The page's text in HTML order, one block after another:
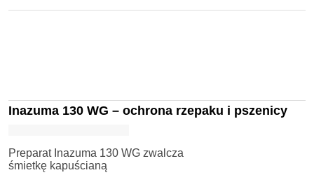
Inazuma 130 WG – ochrona rzepaku i pszenicy
Preparat Inazuma 130 WG zwalcza
śmietkę kapuścianą